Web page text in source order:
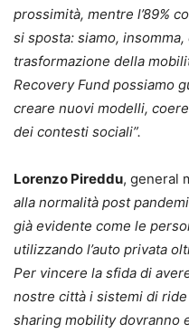
prossimità, mentre l’89%
si sposta: siamo,
trasformazione della
Recovery Fund possiamo
creare nuovi modelli,
dei contesti sociali”.
Lorenzo Pireddu, general
alla normalità post
già evidente come le
utilizzando l’auto privata
Per vincere la sfida di
nostre città i sistemi di
sharing mobility dovranno